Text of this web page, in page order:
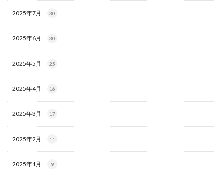
2025年7月 30
2025年6月 30
2025年5月 25
2025年4月 16
2025年3月 17
2025年2月 11
2025年1月 9